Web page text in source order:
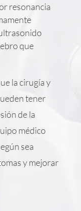
resonancia
que
la cirugía y
tener
de la
médico
sea
y mejorar